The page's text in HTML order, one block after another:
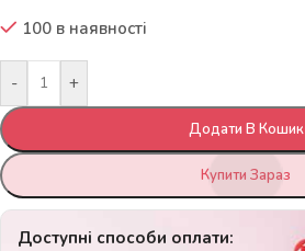
100 в наявності
- +
Додати В Кошик
Купити Зараз
Доступні способи оплати: